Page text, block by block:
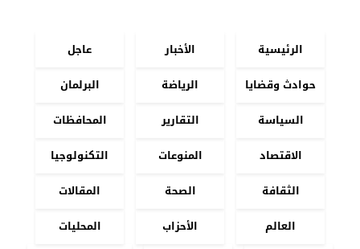
الرئيسية الأخبار
عاجل
حوادث وقضايا
الرياضة
البرلمان
السياسة
التقارير
المحافظات
الاقتصاد
المنوعات
التكنولوجيا
الثقافة
الصحة
المقالات
العالم
الأحزاب المحليات